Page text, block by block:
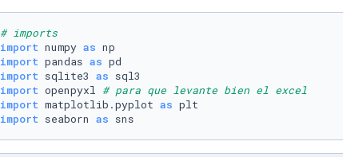
# imports
import numpy as
import pandas as
import sqlite3 as
import openpyxl # para que levante bien el excel
import matplotlib.pyplot as
import seaborn as sns